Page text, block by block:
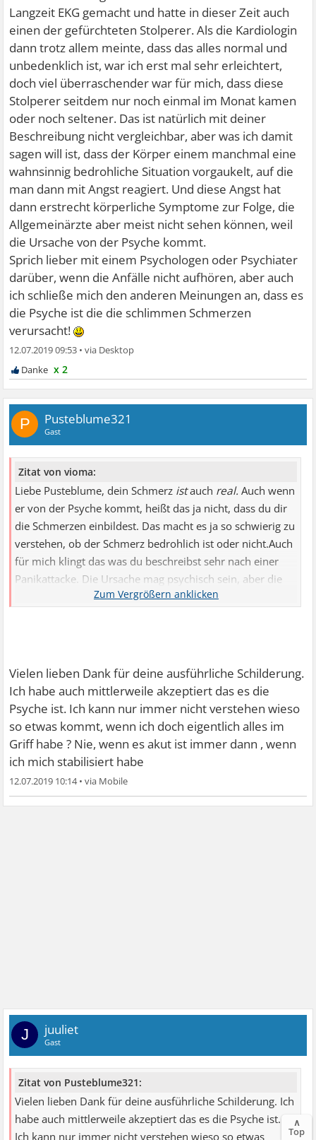
Langzeit EKG gemacht und hatte in dieser Zeit auch
einen der gefürchteten Stolperer. Als die Kardiologin
dann trotz allem meinte, dass das alles normal und
unbedenklich ist, war ich erst mal sehr erleichtert,
doch viel überraschender war für mich, dass diese
Stolperer seitdem nur noch einmal im Monat kamen
oder noch seltener. Das ist natürlich mit deiner
Beschreibung nicht vergleichbar, aber was ich damit
sagen will ist, dass der Körper einem manchmal eine
wahnsinnig bedrohliche Situation vorgaukelt, auf die
man dann mit Angst reagiert. Und diese Angst hat
dann erstrecht körperliche Symptome zur Folge, die
Allgemeinärzte aber meist nicht sehen können, weil
die Ursache von der Psyche kommt.
Sprich lieber mit einem Psychologen oder Psychiater
darüber, wenn die Anfälle nicht aufhören, aber auch
ich schließe mich den anderen Meinungen an, dass es
die Psyche ist die die schlimmen Schmerzen
verursacht!
12.07.2019 09:53 •
x 2
P Pusteblume321
Gast
Zitat von vioma:
Liebe Pusteblume, dein Schmerz istauch real. Auch wenn
er von der Psyche kommt, heißt das ja nicht, dass du dir
die Schmerzen einbildest. Das macht es ja so schwierig zu
verstehen, ob der Schmerz bedrohlich ist oder nicht.Auch
für mich klingt das was du beschreibst sehr nach einer
Panikattacke. Die Ursache mag psychisch sein, aber die
Folgen sind so körperlich spürbar, dass ich sehr gut
manchmal so schlimmes Herzrasen, dass mir Luft weg
blieb. Daraufhin habe ich auch ein Langzeit EKG gemacht
und hatte in dieser Zeit auch einen der gefürchteten
Stolperer. Als die Kardiologin dann trotz allem meinte,
dass das alles normal und unbedenklich ist, war ich erst
mal sehr erleichtert, doch viel überraschender war für
deiner Beschreibung nicht vergleichbar, aber was ich
Vielen lieben Dank für deine ausführliche Schilderung.
Ich habe auch mittlerweile akzeptiert das es die
Psyche ist. Ich kann nur immer nicht verstehen wieso
so etwas kommt, wenn ich doch eigentlich alles im
Griff habe ? Nie, wenn es akut ist immer dann , wenn
ich mich stabilisiert habe
12.07.2019 10:14•
J juuliet
Gast
Zitat von Pusteblume321:
Vielen lieben Dank für deine ausführliche Schilderung. Ich
habe auch mittlerweile akzeptiert das es die Psyche ist.
Ich kann nur immer nicht verstehen wieso so etwas
∧
Top